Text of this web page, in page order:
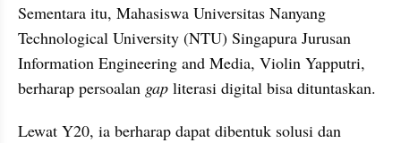
Sementara itu, Mahasiswa Universitas Nanyang
Technological University (NTU) Singapura Jurusan
Information Engineering and Media, Violin Yapputri,
berharap persoalan gap literasi digital bisa dituntaskan.
Lewat Y20, ia berharap dapat dibentuk solusi dan